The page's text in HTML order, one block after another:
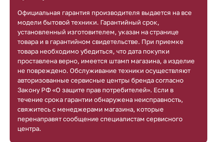
Официальная гарантия производителя выдается на все
модели бытовой техники. Гарантийный срок,
установленный изготовителем, указан на странице
товара и в гарантийном свидетельстве. При приемке
товара необходимо убедиться, что дата покупки
проставлена верно, имеется штамп магазина, а изделие
не повреждено. Обслуживание техники осуществляют
авторизованные сервисные центры бренда согласно
Закону РФ «О защите прав потребителей». Если в
течение срока гарантии обнаружена неисправность,
свяжитесь с менеджерами магазина, которые
перенаправят сообщение специалистам сервисного
центра.